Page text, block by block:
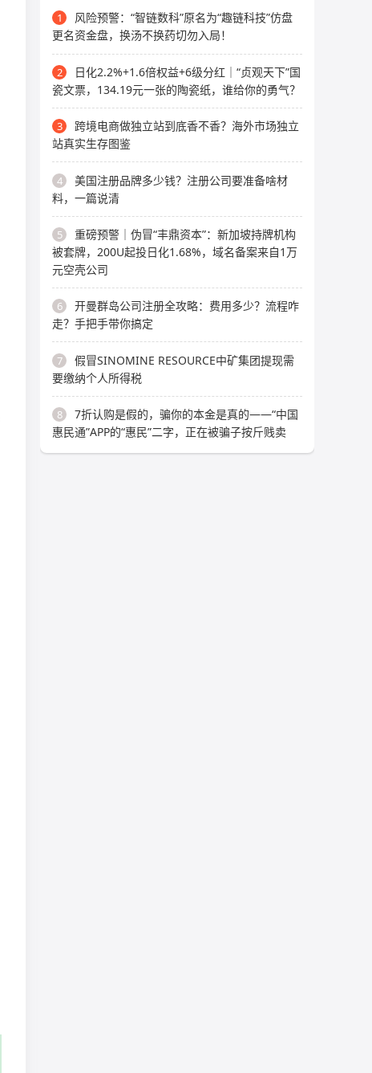
1
风险预警：“智链数科”原名为“趣链科技”仿盘
更名资金盘，换汤不换药切勿入局！
2
日化2.2%+1.6倍权益+6级分红｜“贞观天下”国
瓷文票，134.19元一张的陶瓷纸，谁给你的勇气？
3
跨境电商做独立站到底香不香？海外市场独立
站真实生存图鉴
4
美国注册品牌多少钱？注册公司要准备啥材
料，一篇说清
5
重磅预警｜伪冒“丰鼎资本”：新加坡持牌机构
被套牌，200U起投日化1.68%，域名备案来自1万
元空壳公司
6
开曼群岛公司注册全攻略：费用多少？流程咋
走？手把手带你搞定
7
假冒SINOMINE RESOURCE中矿集团提现需
要缴纳个人所得税
8
7折认购是假的，骗你的本金是真的——“中国
惠民通”APP的“惠民”二字，正在被骗子按斤贱卖